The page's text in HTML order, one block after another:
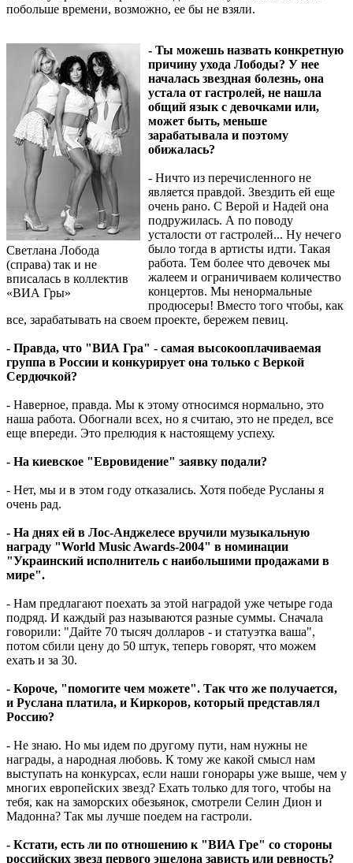
побольше времени, возможно, ее бы не взяли.
Светлана Лобода
(справа) так и не
вписалась в коллектив
«ВИА Гры»
- Ты можешь назвать конкретную
причину ухода Лободы? У нее
началась звездная болезнь, она
устала от гастролей, не нашла
общий язык с девочками или,
может быть, меньше
зарабатывала и поэтому
обижалась?
- Ничто из перечисленного не
является правдой. Звездить ей еще
очень рано. С Верой и Надей она
подружилась. А по поводу
усталости от гастролей... Ну нечего
было тогда в артисты идти. Такая
работа. Тем более что девочек мы
жалеем и ограничиваем количество
концертов. Мы ненормальные
продюсеры! Вместо того чтобы, как
все, зарабатывать на своем проекте, бережем певиц.
- Правда, что "ВИА Гра" - самая высокооплачиваемая
группа в России и конкурирует она только с Веркой
Сердючкой?
- Наверное, правда. Мы к этому относимся нормально, это
наша работа. Обогнали всех, но я считаю, это не предел, все
еще впереди. Это прелюдия к настоящему успеху.
- На киевское "Евровидение" заявку подали?
- Нет, мы и в этом году отказались. Хотя победе Русланы я
очень рад.
- На днях ей в Лос-Анджелесе вручили музыкальную
награду "World Music Awards-2004" в номинации
"Украинский исполнитель с наибольшими продажами в
мире".
- Нам предлагают поехать за этой наградой уже четыре года
подряд. И каждый раз называются разные суммы. Сначала
говорили: "Дайте 70 тысяч долларов - и статуэтка ваша",
потом сбили цену до 50 штук, теперь говорят, что можем
ехать и за 30.
- Короче, "помогите чем можете". Так что же получается,
и Руслана платила, и Киркоров, который представлял
Россию?
- Не знаю. Но мы идем по другому пути, нам нужны не
награды, а народная любовь. К тому же какой смысл нам
выступать на конкурсах, если наши гонорары уже выше, чем у
многих европейских звезд? Ехать только для того, чтобы на
тебя, как на заморских обезьянок, смотрели Селин Дион и
Мадонна? Так мы лучше поедем на гастроли.
- Кстати, есть ли по отношению к "ВИА Гре" со стороны
российских звезд первого эшелона зависть или ревность?